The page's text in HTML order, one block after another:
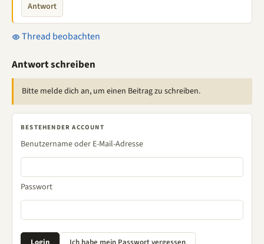
Antwort
Thread beobachten
Antwort schreiben
Bitte melde dich an, um einen Beitrag zu schreiben.
BESTEHENDER ACCOUNT
Benutzername oder E-Mail-Adresse
Passwort